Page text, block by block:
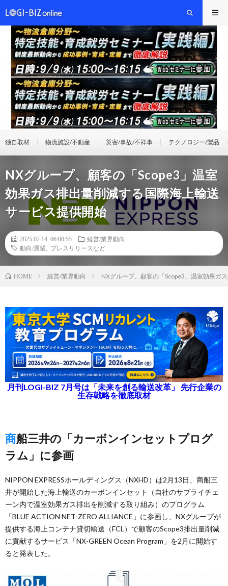
独自取材 物流施設/不動産 災害/事故/不祥事 テクノロジー/製品
NXグループ、顧客の「Scope3」温室
効果ガス排出量削減する国際海上輸送
サービス提供開始
2025.02.14 06:00:55
経営/業界動向
動向/展望
プレスリリースなど
HOME 経営/業界動向 NXグループ、顧客の「Scope3」温室効果ガ
月刊LOGI-BIZ 7月号は「未来を創る輸送改革」 先行企業の
生存戦略を徹底取材
商船三井の「カーボンインセットプログ
ラム」に参画
NIPPON EXPRESSホールディングス（NXHD）は2月13日、商船三
井が開始した海上輸送のカーボンインセット（自社のサプライチェ
ーン内で温室効果ガス排出を削減する取り組み）のプログラム
「BLUE ACTION NET-ZERO ALLIANCE」に参画し、NXグループが
提供する海上コンテナ貸切輸送（FCL）で顧客のScope3排出量削減
に貢献するサービス「NX-GREEN Ocean Program」を2月に開始す
ると発表した。